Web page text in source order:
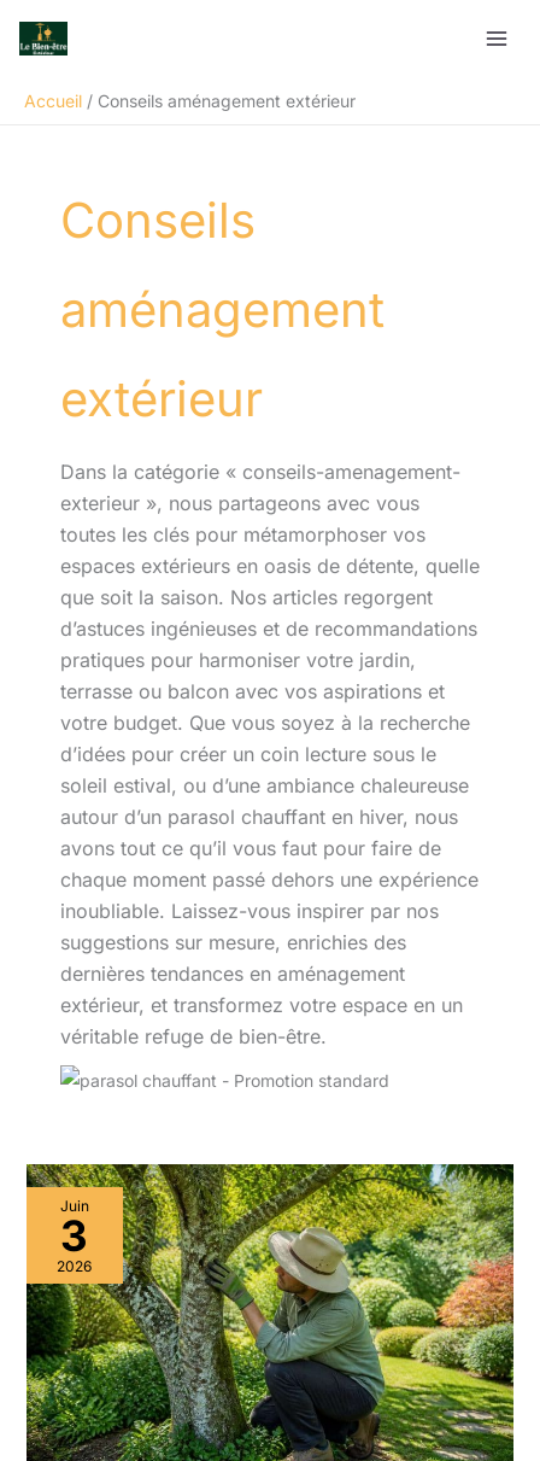
Accueil
Conseils aménagement extérieur
Conseils
aménagement
extérieur
Dans la catégorie « conseils-amenagement-
exterieur », nous partageons avec vous
toutes les clés pour métamorphoser vos
espaces extérieurs en oasis de détente, quelle
que soit la saison. Nos articles regorgent
d’astuces ingénieuses et de recommandations
pratiques pour harmoniser votre jardin,
terrasse ou balcon avec vos aspirations et
votre budget. Que vous soyez à la recherche
d’idées pour créer un coin lecture sous le
soleil estival, ou d’une ambiance chaleureuse
autour d’un parasol chauffant en hiver, nous
avons tout ce qu’il vous faut pour faire de
chaque moment passé dehors une expérience
inoubliable. Laissez-vous inspirer par nos
suggestions sur mesure, enrichies des
dernières tendances en aménagement
extérieur, et transformez votre espace en un
véritable refuge de bien-être.
Juin
3
2026